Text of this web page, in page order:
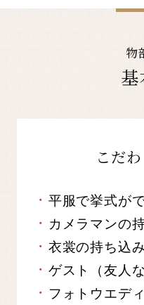
物
こだ
平服で挙式が
カメラマンの
衣裳の持ち込
ゲスト（友人
フォトウエデ